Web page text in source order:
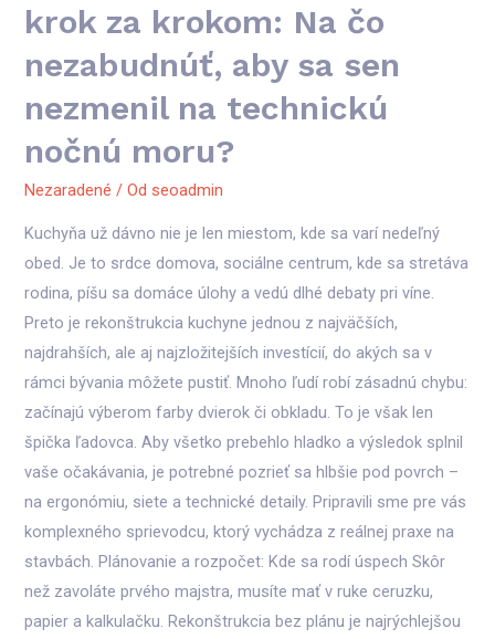
krok za krokom: Na čo
nezabudnúť, aby sa sen
nezmenil na technickú
nočnú moru?
Nezaradené / Od seoadmin
Kuchyňa už dávno nie je len miestom, kde sa varí nedeľný
obed. Je to srdce domova, sociálne centrum, kde sa stretáva
rodina, píšu sa domáce úlohy a vedú dlhé debaty pri víne.
Preto je rekonštrukcia kuchyne jednou z najväčších,
najdrahších, ale aj najzložitejších investícií, do akých sa v
rámci bývania môžete pustiť. Mnoho ľudí robí zásadnú chybu:
začínajú výberom farby dvierok či obkladu. To je však len
špička ľadovca. Aby všetko prebehlo hladko a výsledok splnil
vaše očakávania, je potrebné pozrieť sa hlbšie pod povrch –
na ergonómiu, siete a technické detaily. Pripravili sme pre vás
komplexného sprievodcu, ktorý vychádza z reálnej praxe na
stavbách. Plánovanie a rozpočet: Kde sa rodí úspech Skôr
než zavoláte prvého majstra, musíte mať v ruke ceruzku,
papier a kalkulačku. Rekonštrukcia bez plánu je najrýchlejšou